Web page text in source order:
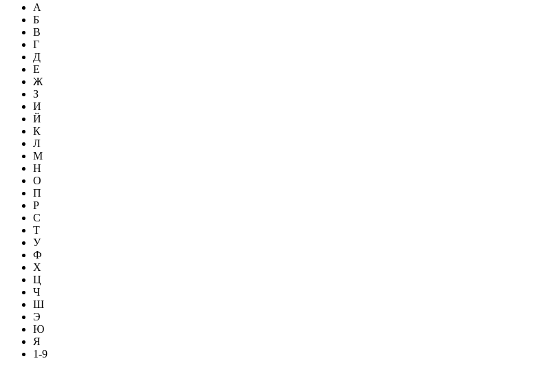
А
Б
В
Г
Д
Е
Ж
З
И
Й
К
Л
М
Н
О
П
Р
С
Т
У
Ф
Х
Ц
Ч
Ш
Э
Ю
Я
1-9